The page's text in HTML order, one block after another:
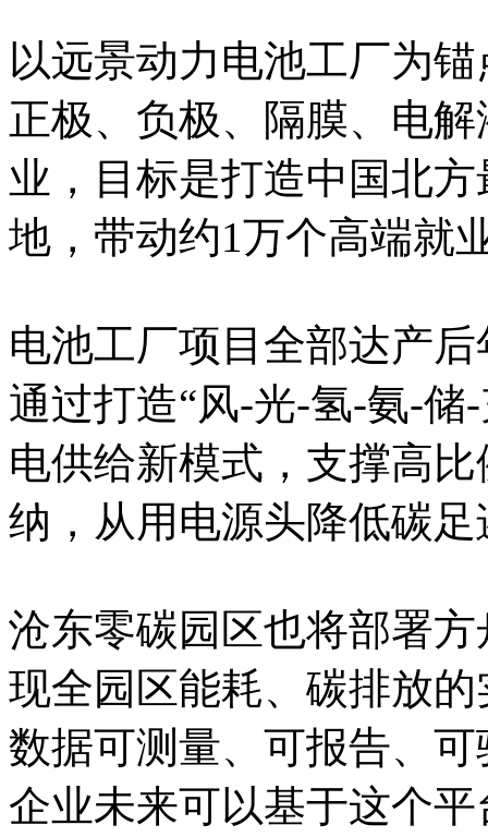
以远景动力电池工厂为
正极、负极、隔膜、电
业，目标是打造中国北
地，带动约1万个高端就
电池工厂项目全部达产
通过打造“风-光-氢-氨-储
电供给新模式，支撑高
纳，从用电源头降低碳足
沧东零碳园区也将部署
现全园区能耗、碳排放
数据可测量、可报告、
企业未来可以基于这个